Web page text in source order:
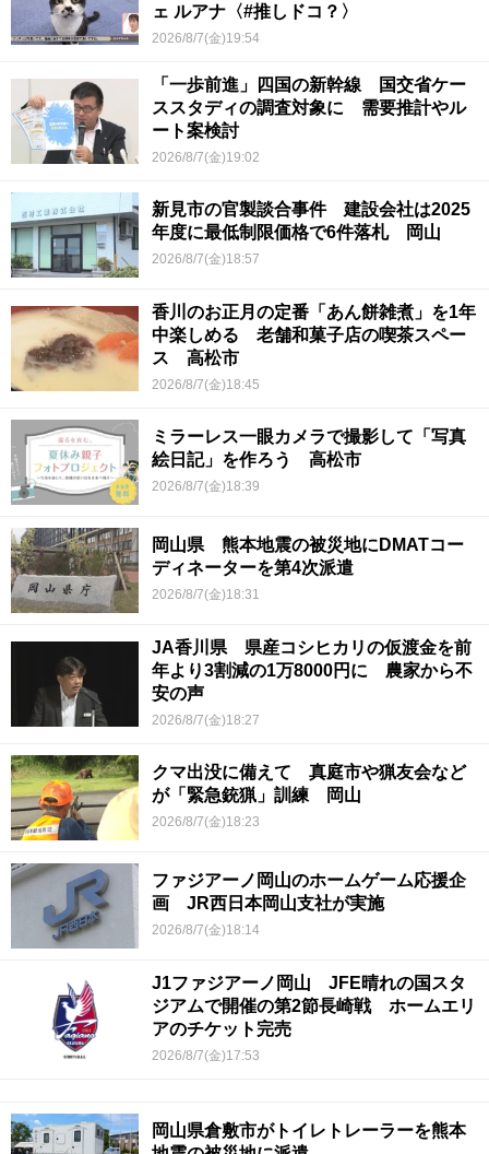
ェ ルアナ〈#推しドコ？〉
2026/8/7(金)19:54
「一歩前進」四国の新幹線 国交省ケー
ススタディの調査対象に 需要推計やル
ート案検討
2026/8/7(金)19:02
新見市の官製談合事件 建設会社は2025
年度に最低制限価格で6件落札 岡山
2026/8/7(金)18:57
香川のお正月の定番「あん餅雑煮」を1年
中楽しめる 老舗和菓子店の喫茶スペー
ス 高松市
2026/8/7(金)18:45
ミラーレス一眼カメラで撮影して「写真
絵日記」を作ろう 高松市
2026/8/7(金)18:39
岡山県 熊本地震の被災地にDMATコー
ディネーターを第4次派遣
2026/8/7(金)18:31
JA香川県 県産コシヒカリの仮渡金を前
年より3割減の1万8000円に 農家から不
安の声
2026/8/7(金)18:27
クマ出没に備えて 真庭市や猟友会など
が「緊急銃猟」訓練 岡山
2026/8/7(金)18:23
ファジアーノ岡山のホームゲーム応援企
画 JR西日本岡山支社が実施
2026/8/7(金)18:14
J1ファジアーノ岡山 JFE晴れの国スタ
ジアムで開催の第2節長崎戦 ホームエリ
アのチケット完売
2026/8/7(金)17:53
岡山県倉敷市がトイレトレーラーを熊本